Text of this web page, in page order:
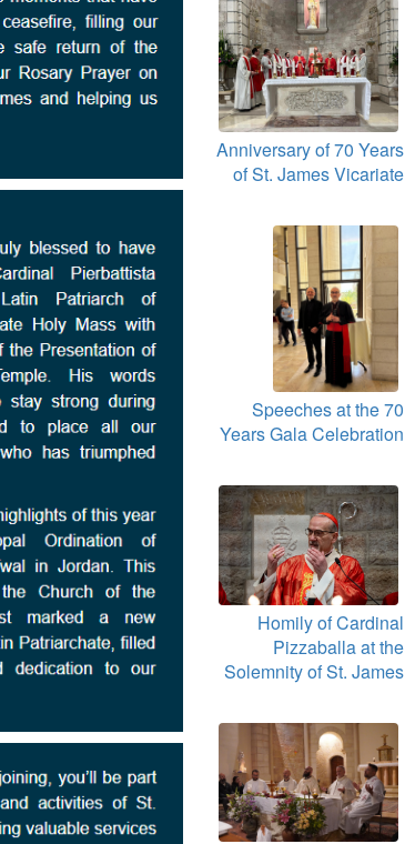
Anniversary of 70 Years
of St. James Vicariate
Speeches at the 70
Years Gala Celebration
Homily of Cardinal
Pizzaballa at the
Solemnity of St. James